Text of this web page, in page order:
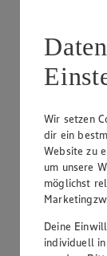
Wir setzen
dir ein
Website zu
um unsere
möglichst
Deine
individuell